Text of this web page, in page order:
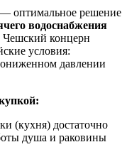
оптимальное решение
водоснабжения
Чешский концерн
условия:
давлении
(кухня) достаточно
душа и раковины